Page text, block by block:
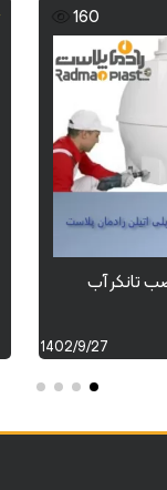
160
تانکر آب
1402/9/27